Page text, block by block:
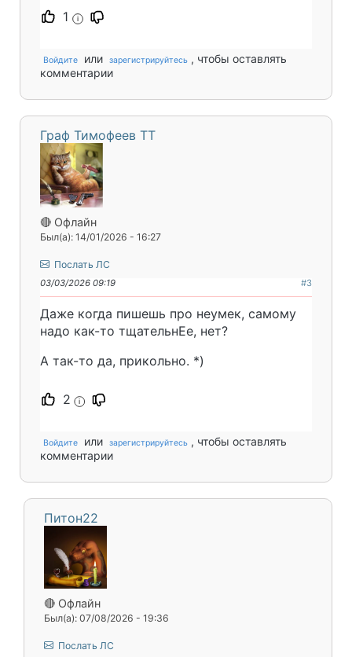
1 i
Войдите или зарегистрируйтесь , чтобы оставлять
комментарии
Граф Тимофеев ТТ
🔴 Офлайн
Был(а): 14/01/2026 - 16:27
Послать ЛС
03/03/2026 09:19 #3
Даже когда пишешь про неумек, самому
надо как-то тщательнЕе, нет?
А так-то да, прикольно. *)
2 i
Войдите или зарегистрируйтесь , чтобы оставлять
комментарии
Питон22
🔴 Офлайн
Был(а): 07/08/2026 - 19:36
Послать ЛС